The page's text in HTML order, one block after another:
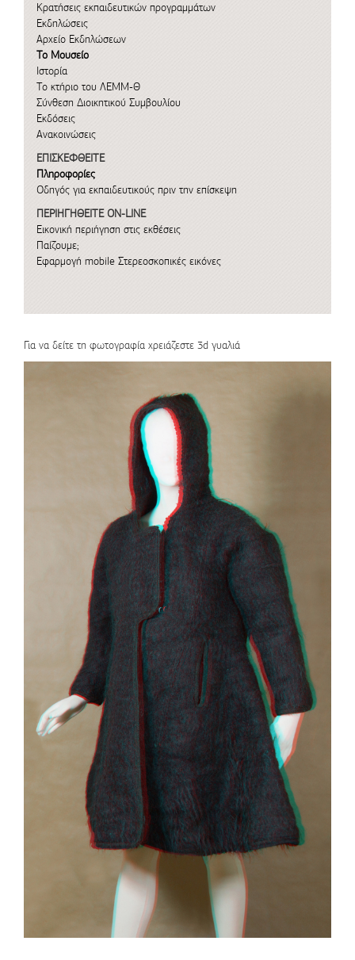
Κρατήσεις εκπαιδευτικών προγραμμάτων
Εκδηλώσεις
Αρχείο Εκδηλώσεων
Το Μουσείο
Ιστορία
Το κτήριο του ΛΕΜΜ-Θ
Σύνθεση Διοικητικού Συμβουλίου
Εκδόσεις
Ανακοινώσεις
ΕΠΙΣΚΕΦΘΕΙΤΕ
Πληροφορίες
Οδηγός για εκπαιδευτικούς πριν την επίσκεψη
ΠΕΡΙΗΓΗΘΕΙΤΕ ON-LINE
Εικονική περιήγηση στις εκθέσεις
Παίζουμε;
Εφαρμογή mobile Στερεοσκοπικές εικόνες
Για να δείτε τη φωτογραφία χρειάζεστε 3d γυαλιά